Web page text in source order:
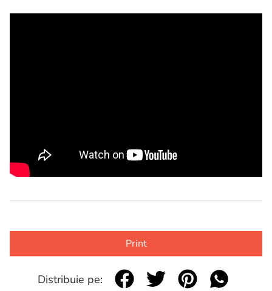
Print
Distribuie pe: